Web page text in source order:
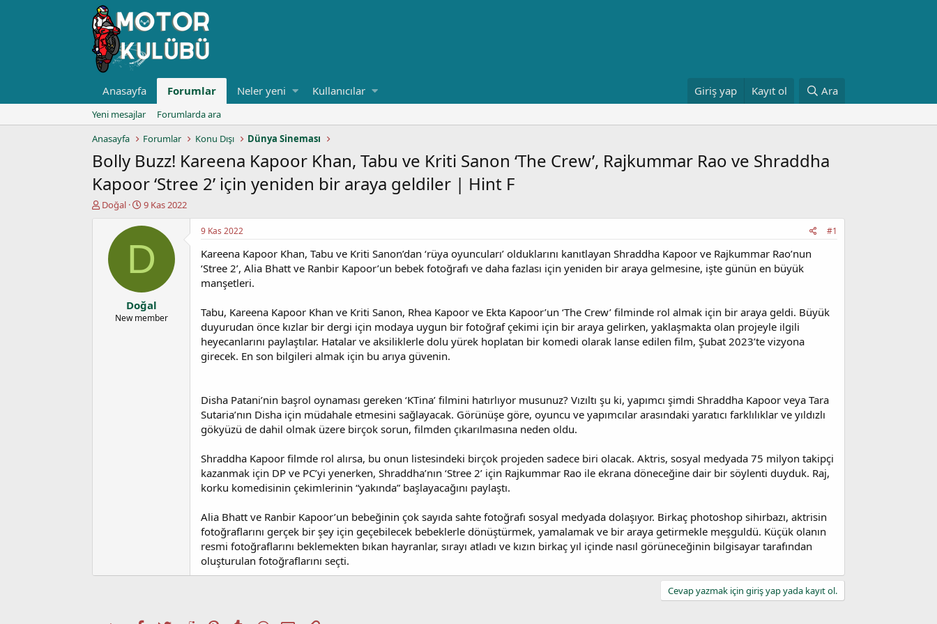
Anasayfa Forumlar Neler yeni Kullanıcılar Giriş yap Kayıt ol Ara
Yeni mesajlar
Forumlarda ara
Anasayfa
Forumlar Konu Dışı Dünya Sineması
Bolly Buzz! Kareena Kapoor Khan, Tabu ve Kriti Sanon ‘The Crew’, Rajkummar Rao ve Shraddha
Kapoor ‘Stree 2’ için yeniden bir araya geldiler | Hint F
K
Doğal
B
ş
a
n
ı
ç
t
9 Kas 2022
D
Doğal
New member
9 Kas 2022 #1
Kareena Kapoor Khan, Tabu ve Kriti Sanon’dan ‘rüya oyuncuları’ olduklarını kanıtlayan Shraddha Kapoor ve Rajkummar Rao’nun
‘Stree 2’, Alia Bhatt ve Ranbir Kapoor’un bebek fotoğrafı ve daha fazlası için yeniden bir araya gelmesine, işte günün en büyük
manşetleri.
Tabu, Kareena Kapoor Khan ve Kriti Sanon, Rhea Kapoor ve Ekta Kapoor’un ‘The Crew’ filminde rol almak için bir araya geldi. Büyük
duyurudan önce kızlar bir dergi için modaya uygun bir fotoğraf çekimi için bir araya gelirken, yaklaşmakta olan projeyle ilgili
heyecanlarını paylaştılar. Hatalar ve aksiliklerle dolu yürek hoplatan bir komedi olarak lanse edilen film, Şubat 2023’te vizyona
girecek. En son bilgileri almak için bu arıya güvenin.
Disha Patani’nin başrol oynaması gereken ‘KTina’ filmini hatırlıyor musunuz? Vızıltı şu ki, yapımcı şimdi Shraddha Kapoor veya Tara
Sutaria’nın Disha için müdahale etmesini sağlayacak. Görünüşe göre, oyuncu ve yapımcılar arasındaki yaratıcı farklılıklar ve yıldızlı
gökyüzü de dahil olmak üzere birçok sorun, filmden çıkarılmasına neden oldu.
Shraddha Kapoor filmde rol alırsa, bu onun listesindeki birçok projeden sadece biri olacak. Aktris, sosyal medyada 75 milyon takipçi
kazanmak için DP ve PC’yi yenerken, Shraddha’nın ‘Stree 2’ için Rajkummar Rao ile ekrana döneceğine dair bir söylenti duyduk. Raj,
korku komedisinin çekimlerinin “yakında” başlayacağını paylaştı.
Alia Bhatt ve Ranbir Kapoor’un bebeğinin çok sayıda sahte fotoğrafı sosyal medyada dolaşıyor. Birkaç photoshop sihirbazı, aktrisin
fotoğraflarını gerçek bir şey için geçebilecek bebeklerle dönüştürmek, yamalamak ve bir araya getirmekle meşguldü. Küçük olanın
resmi fotoğraflarını beklemekten bıkan hayranlar, sırayı atladı ve kızın birkaç yıl içinde nasıl görüneceğinin bilgisayar tarafından
oluşturulan fotoğraflarını seçti.
Cevap yazmak için giriş yap yada kayıt ol.